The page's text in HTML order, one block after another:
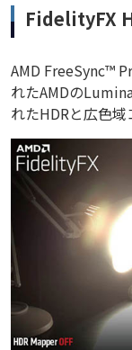
FidelityFX
AMD FreeSync™
れたAMDの
れたHDRと広色域